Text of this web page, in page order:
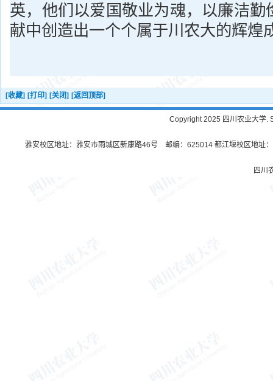
英，他们以爱国敬业为魂，以廉洁勤
献中创造出一个个属于川农大的辉煌
[收藏] [打印] [关闭] [返回顶部]
Copyright 2025 四川农业大学.
雅安校区地址：雅安市雨城区新康路46号 邮编：625014 都江堰校区地址
四川